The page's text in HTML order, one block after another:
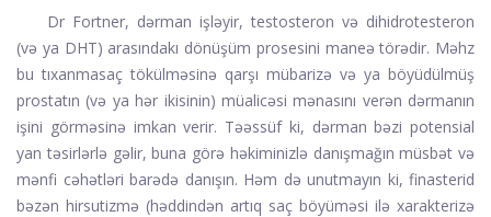
Dr Fortner, dərman işləyir, testosteron və dihidrotesteron
(və ya DHT) arasındakı dönüşüm prosesini maneə törədir. Məhz
bu tıxanmasaç tökülməsinə qarşı mübarizə və ya böyüdülmüş
prostatın (və ya hər ikisinin) müalicəsi mənasını verən dərmanın
işini görməsinə imkan verir. Təəssüf ki, dərman bəzi potensial
yan təsirlərlə gəlir, buna görə həkiminizlə danışmağın müsbət və
mənfi cəhətləri barədə danışın. Həm də unutmayın ki, finasterid
bəzən hirsutizmə (həddindən artıq saç böyüməsi ilə xarakterizə